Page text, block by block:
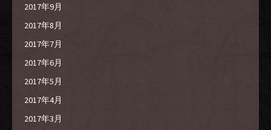
2017年9月
2017年8月
2017年7月
2017年6月
2017年5月
2017年4月
2017年3月